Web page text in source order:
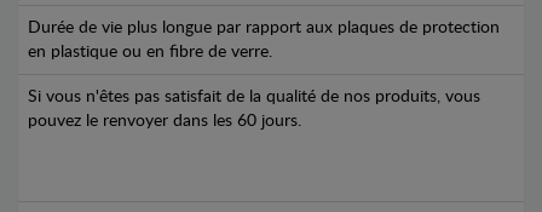
Durée de vie plus longue par rapport aux plaques de protection
en plastique ou en fibre de verre.
Si vous n'êtes pas satisfait de la qualité de nos produits, vous
pouvez le renvoyer dans les 60 jours.